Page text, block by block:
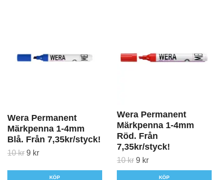
Wera Permanent
Märkpenna 1-4mm
Blå. Från 7,35kr/styck!
10 kr 9 kr
KÖP
Wera Permanent
Märkpenna 1-4mm
Röd. Från
7,35kr/styck!
10 kr 9 kr
KÖP